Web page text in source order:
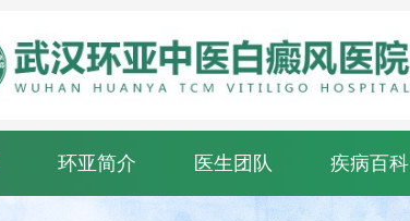
环亚简介 医生团队 疾病百科